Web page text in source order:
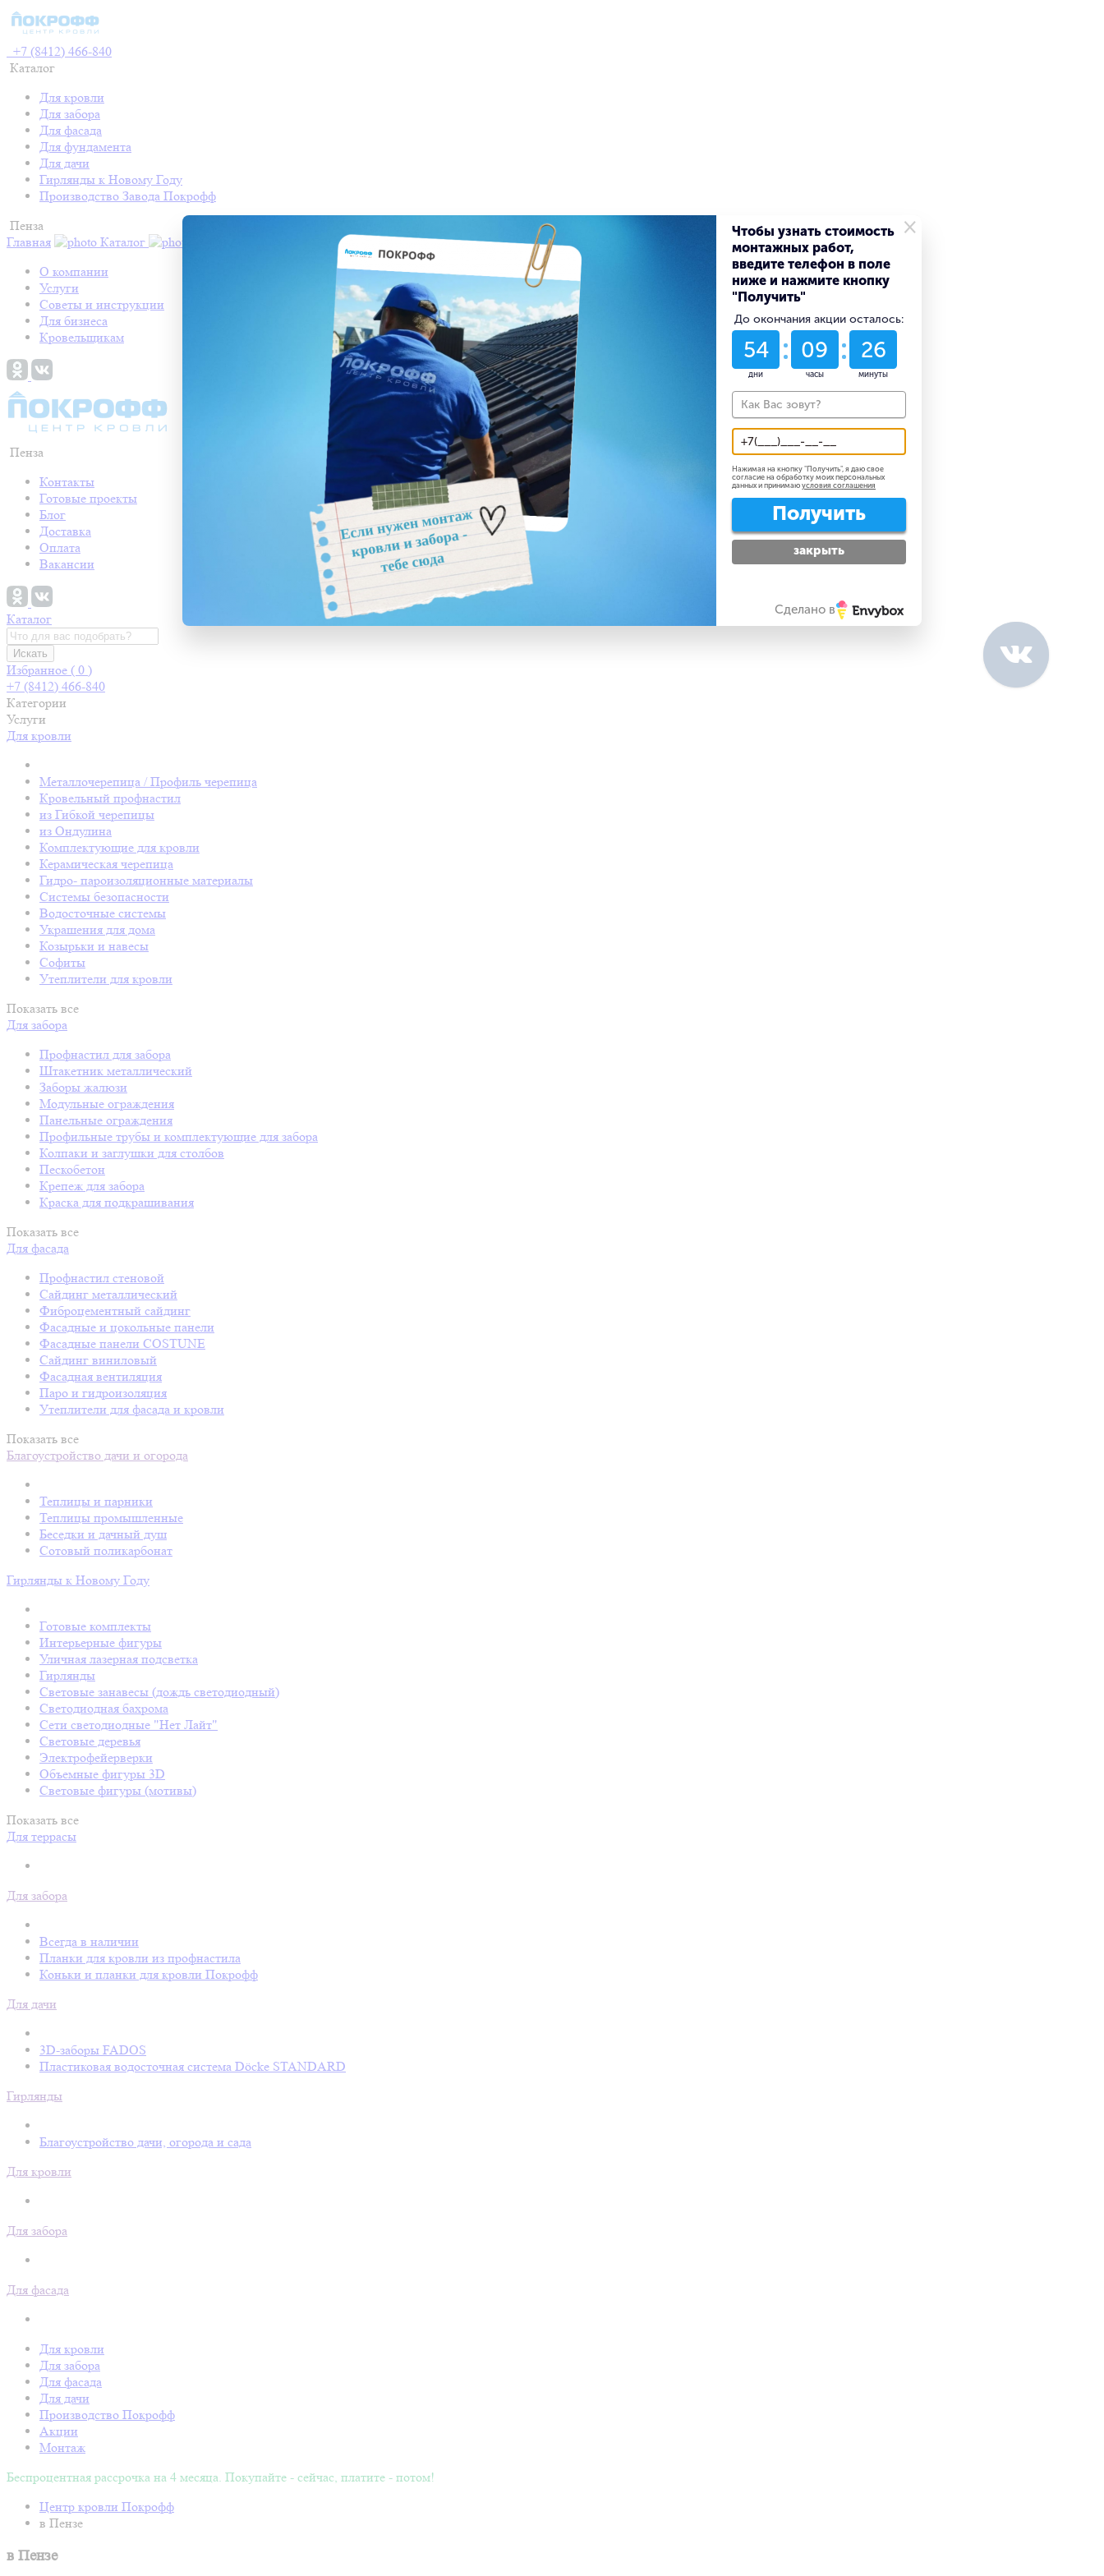
+7 (8412) 466-840
Каталог
Для кровли
Для забора
Для фасада
Для фундамента
Для дачи
Гирлянды к Новому Году
Производство Завода Покрофф
Пенза
Главная
Каталог Готовые проекты Блог Доставка Оплата Вакансии
О компании
Услуги
Советы и инструкции
Для бизнеса
Кровельщикам
Пенза
Контакты
Готовые проекты
Блог
Доставка
Оплата
Вакансии
Каталог
Искать
Избранное ( 0 )
+7 (8412) 466-840
Категории
Услуги
Для кровли
Металлочерепица / Профиль черепица
Кровельный профнастил
из Гибкой черепицы
из Ондулина
Комплектующие для кровли
Керамическая черепица
Гидро- пароизоляционные материалы
Системы безопасности
Водосточные системы
Украшения для дома
Козырьки и навесы
Софиты
Утеплители для кровли
Показать все
Для забора
Профнастил для забора
Штакетник металлический
Заборы жалюзи
Модульные ограждения
Панельные ограждения
Профильные трубы и комплектующие для забора
Колпаки и заглушки для столбов
Пескобетон
Крепеж для забора
Краска для подкрашивания
Показать все
Для фасада
Профнастил стеновой
Сайдинг металлический
Фиброцементный сайдинг
Фасадные и цокольные панели
Фасадные панели COSTUNE
Сайдинг виниловый
Фасадная вентиляция
Паро и гидроизоляция
Утеплители для фасада и кровли
Показать все
Благоустройство дачи и огорода
Теплицы и парники
Теплицы промышленные
Беседки и дачный душ
Сотовый поликарбонат
Гирлянды к Новому Году
Готовые комплекты
Интерьерные фигуры
Уличная лазерная подсветка
Гирлянды
Световые занавесы (дождь светодиодный)
Светодиодная бахрома
Сети светодиодные "Нет Лайт"
Световые деревья
Электрофейерверки
Объемные фигуры 3D
Световые фигуры (мотивы)
Показать все
Для террасы
Для забора
Всегда в наличии
Планки для кровли из профнастила
Коньки и планки для кровли Покрофф
Для дачи
3D-заборы FADOS
Пластиковая водосточная система Döcke STANDARD
Гирлянды
Благоустройство дачи, огорода и сада
Для кровли
Для забора
Для фасада
Для кровли
Для забора
Для фасада
Для дачи
Производство Покрофф
Акции
Монтаж
Беспроцентная рассрочка на 4 месяца. Покупайте - сейчас, платите - потом!
Центр кровли Покрофф
в Пензе
в Пензе
×
Чтобы узнать стоимость
монтажных работ,
введите телефон в поле
ниже и нажмите кнопку
"Получить"
До окончания акции осталось:
54
дни
09
часы
26
минуты
Нажимая на кнопку "Получить", я даю свое
согласие на обработку моих персональных
данных и принимаю условия соглашения
Получить
закрыть
Сделано в